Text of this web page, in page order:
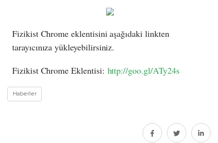
Fizikist Chrome eklentisini aşağıdaki linkten
tarayıcınıza yükleyebilirsiniz.
Fizikist Chrome Eklentisi: http://goo.gl/ATy24s
Haberler